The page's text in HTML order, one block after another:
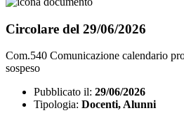
Circolare del 29/06/2026
Com.540 Comunicazione calendario
sospeso
Pubblicato il: 29/06/2026
Tipologia: Docenti, Alunni